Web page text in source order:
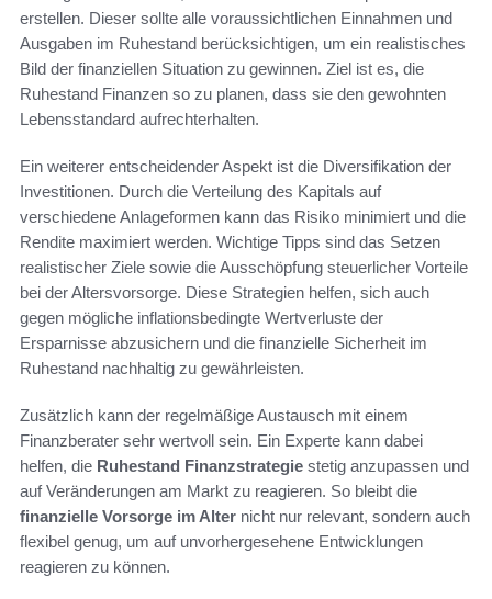
erstellen. Dieser sollte alle voraussichtlichen Einnahmen und
Ausgaben im Ruhestand berücksichtigen, um ein realistisches
Bild der finanziellen Situation zu gewinnen. Ziel ist es, die
Ruhestand Finanzen so zu planen, dass sie den gewohnten
Lebensstandard aufrechterhalten.
Ein weiterer entscheidender Aspekt ist die Diversifikation der
Investitionen. Durch die Verteilung des Kapitals auf
verschiedene Anlageformen kann das Risiko minimiert und die
Rendite maximiert werden. Wichtige Tipps sind das Setzen
realistischer Ziele sowie die Ausschöpfung steuerlicher Vorteile
bei der Altersvorsorge. Diese Strategien helfen, sich auch
gegen mögliche inflationsbedingte Wertverluste der
Ersparnisse abzusichern und die finanzielle Sicherheit im
Ruhestand nachhaltig zu gewährleisten.
Zusätzlich kann der regelmäßige Austausch mit einem
Finanzberater sehr wertvoll sein. Ein Experte kann dabei
helfen, die Ruhestand Finanzstrategie stetig anzupassen und
auf Veränderungen am Markt zu reagieren. So bleibt die
finanzielle Vorsorge im Alter nicht nur relevant, sondern auch
flexibel genug, um auf unvorhergesehene Entwicklungen
reagieren zu können.